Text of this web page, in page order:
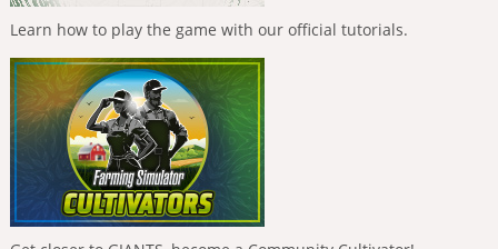
Learn how to play the game with our official tutorials.